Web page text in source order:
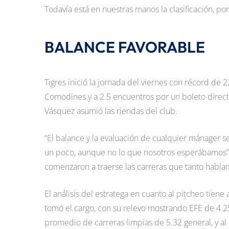
Todavía está en nuestras manos la clasificación,
BALANCE FAVORABLE
Tigres inició la jornada del viernes con récord de
Comodines y a 2.5 encuentros por un boleto
Vásquez asumió las riendas del club.
“El balance y la evaluación de cualquier
un poco, aunque no lo que nosotros
comenzaron a traerse las carreras que tanto
El análisis del estratega en cuanto al pitcheo
tomó el cargo, con su relevo mostrando EFE de
promedio de carreras limpias de 5.32 general, y